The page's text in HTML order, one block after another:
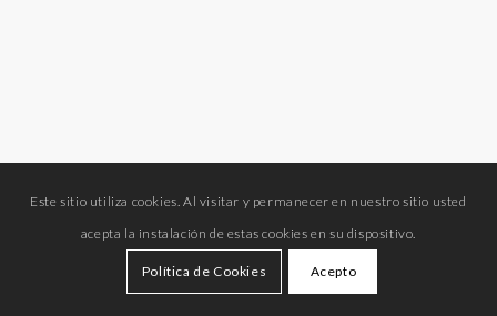
Este sitio utiliza cookies. Al visitar y permanecer en nuestro sitio usted
acepta la instalación de estas cookies en su dispositivo.
Política de Cookies Acepto